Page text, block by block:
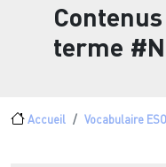
terme
Fil d'Ariane
Accueil Vocabulaire ESO